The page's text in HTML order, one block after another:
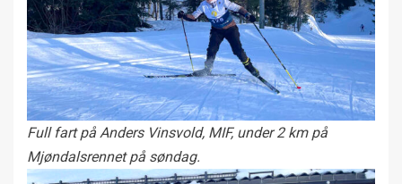
Full fart på Anders Vinsvold, MIF, under 2 km på
Mjøndalsrennet på søndag.